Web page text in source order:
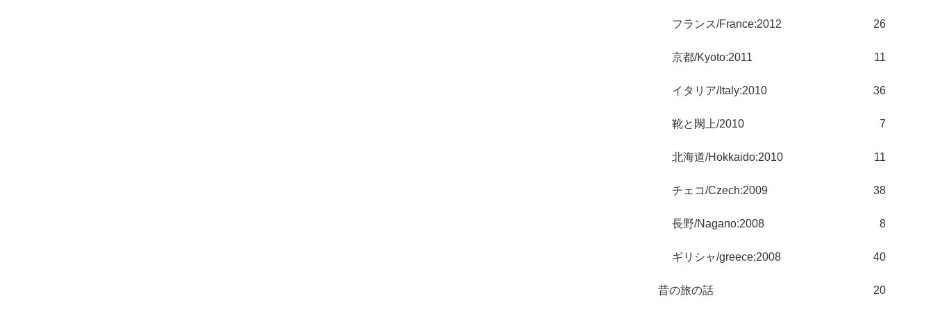
フランス/France:2012 26
京都/Kyoto:2011 11
イタリア/Italy:2010 36
靴と閖上/2010 7
北海道/Hokkaido:2010 11
チェコ/Czech:2009 38
長野/Nagano:2008 8
ギリシャ/greece;2008 40
昔の旅の話 20